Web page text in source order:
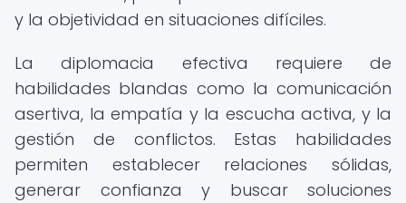
y la objetividad en situaciones difíciles.
La diplomacia efectiva requiere de
habilidades blandas como la comunicación
asertiva, la empatía y la escucha activa, y la
gestión de conflictos. Estas habilidades
permiten establecer relaciones sólidas,
generar confianza y buscar soluciones